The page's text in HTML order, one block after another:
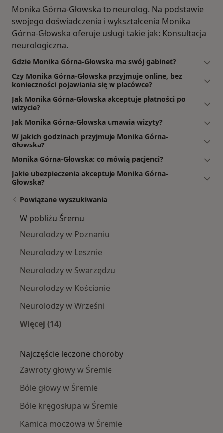
Monika Górna-Głowska to neurolog. Na podstawie
swojego doświadczenia i wykształcenia Monika
Górna-Głowska oferuje usługi takie jak: Konsultacja
neurologiczna.
Gdzie Monika Górna-Głowska ma swój gabinet?
Czy Monika Górna-Głowska przyjmuje online, bez
konieczności pojawiania się w placówce?
Jak Monika Górna-Głowska akceptuje płatności po
wizycie?
Jak Monika Górna-Głowska umawia wizyty?
W jakich godzinach przyjmuje Monika Górna-
Głowska?
Monika Górna-Głowska: co mówią pacjenci?
Jakie ubezpieczenia akceptuje Monika Górna-
Głowska?
Powiązane wyszukiwania
W pobliżu Śremu
Neurolodzy w Poznaniu
Neurolodzy w Lesznie
Neurolodzy w Swarzędzu
Neurolodzy w Kościanie
Neurolodzy w Wrześni
Więcej (14)
Najczęście leczone choroby
Zawroty głowy w Śremie
Bóle głowy w Śremie
Bóle kręgosłupa w Śremie
Kamica moczowa w Śremie